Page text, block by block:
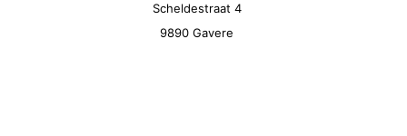
Scheldestraat 4
9890 Gavere